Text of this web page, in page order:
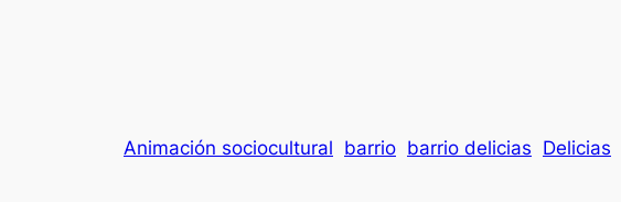
Animación sociocultural barrio barrio delicias Delicias